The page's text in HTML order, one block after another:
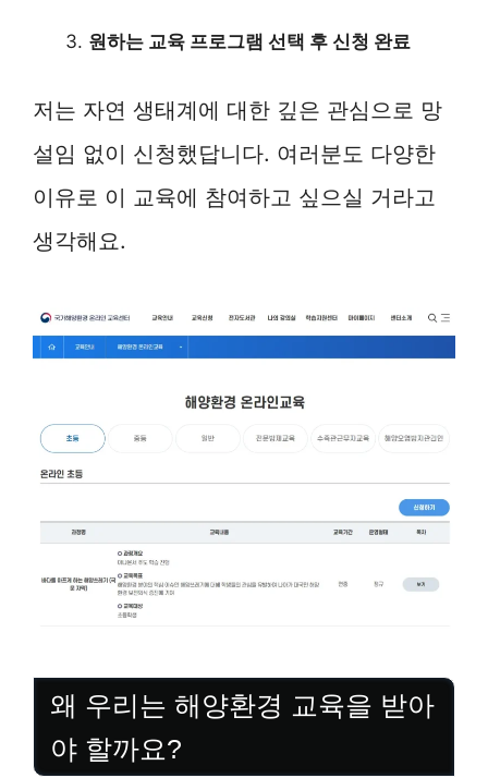
원하는 교육 프로그램 선택 후 신청 완료
저는 자연 생태계에 대한 깊은 관심으로 망
설임 없이 신청했답니다. 여러분도 다양한
이유로 이 교육에 참여하고 싶으실 거라고
생각해요.
왜 우리는 해양환경 교육을 받아
야 할까요?